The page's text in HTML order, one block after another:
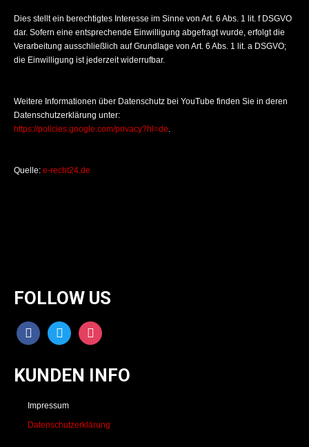
Dies stellt ein berechtigtes Interesse im Sinne von Art. 6 Abs. 1 lit. f DSGVO
dar. Sofern eine entsprechende Einwilligung abgefragt wurde, erfolgt die
Verarbeitung ausschließlich auf Grundlage von Art. 6 Abs. 1 lit. a DSGVO;
die Einwilligung ist jederzeit widerrufbar.
Weitere Informationen über Datenschutz bei YouTube finden Sie in deren
Datenschutzerklärung unter:
https://policies.google.com/privacy?hl=de.
Quelle: e-recht24.de
FOLLOW US
facebooktwitter instagram
KUNDEN INFO
Impressum
Datenschutzerklärung